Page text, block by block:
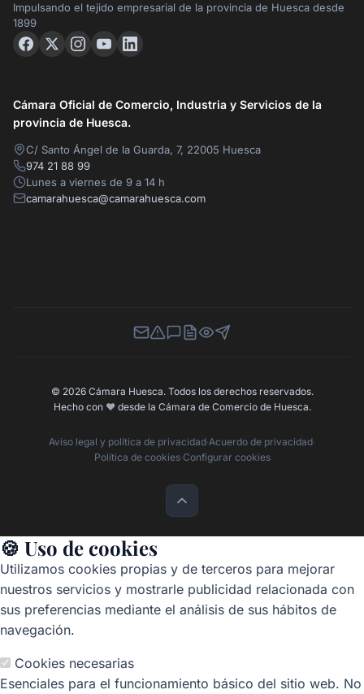
Impulsando el tejido empresarial de la provincia de Huesca desde
1899
Cámara Oficial de Comercio, Industria y Servicios de la
provincia de Huesca.
C/ Santo Ángel de la Guarda, 7, 22005 Huesca
974 21 88 99
Lunes a viernes de 9 a 14 h
camarahuesca@camarahuesca.com
Newsletter
Canal de Denuncias
Buzón de Sugerencias
Perfil Contratante
Ley de Transparencia
Contacta con nosotros
© 2026 Cámara Huesca. Todos los derechos reservados.
Hecho con ❤️desde la Cámara de Comercio de Huesca.
Aviso legal y política de privacidad·Acuerdo de privacidad·
Política de cookies·Configurar cookies
🍪 Uso de cookies
Utilizamos cookies propias y de terceros para mejorar
nuestros servicios y mostrarle publicidad relacionada con
sus preferencias mediante el análisis de sus hábitos de
navegación.
Cookies necesarias
Esenciales para el funcionamiento básico del sitio web. No